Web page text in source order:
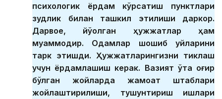
психологик ёрдам кўрсатиш пунктлари
зудлик билан ташкил этилиши даркор.
Дарвоқе, йўқолган ҳужжатлар ҳам
муаммодир. Одамлар шошиб уйларини
тарк этишди. Ҳужжатларингизни тиклаш
учун ёрдамлашиш керак. Вазият ўта оғир
бўлган жойларда жамоат штаблари
жойлаштирилиши, тушунтириш ишлари